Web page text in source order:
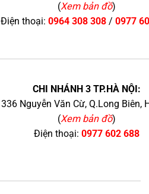
(Xem bản đồ)
Điện thoại: 0964 308 308/ 0977
CHI NHÁNH 3 TP.HÀ NỘI:
336 Nguyễn Văn Cừ, Q.Long Biên,
(Xem bản đồ)
Điện thoại: 0977 602 688